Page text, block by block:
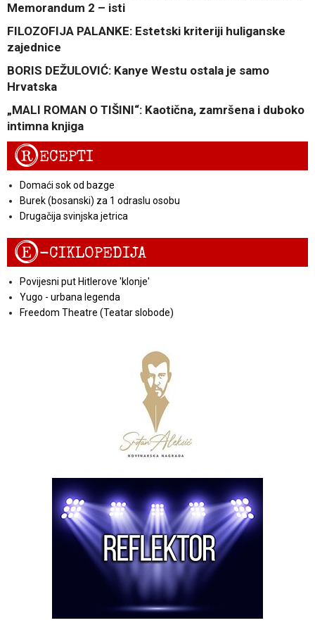
Memorandum 2 – isti
FILOZOFIJA PALANKE: Estetski kriteriji huliganske
zajednice
BORIS DEŽULOVIĆ: Kanye Westu ostala je samo
Hrvatska
„MALI ROMAN O TIŠINI“: Kaotična, zamršena i duboko
intimna knjiga
RECEPTI
Domaći sok od bazge
Burek (bosanski) za 1 odraslu osobu
Drugačija svinjska jetrica
E-CIKLOPEDIJA
Povijesni put Hitlerove 'klonje'
Yugo - urbana legenda
Freedom Theatre (Teatar slobode)